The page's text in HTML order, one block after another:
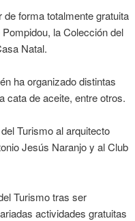
forma totalmente gratuita
la Colección del
Natal.
ha organizado distintas
cata de aceite, entre otros.
Turismo al arquitecto
Jesús Naranjo y al Club
Turismo tras ser
actividades gratuitas